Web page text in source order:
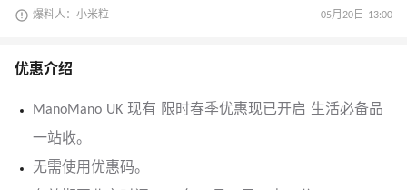
爆料人：小米粒 05月20日 13:00
优惠介绍
ManoMano UK 现有 限时春季优惠现已开启 生活必备品
一站收。
无需使用优惠码。